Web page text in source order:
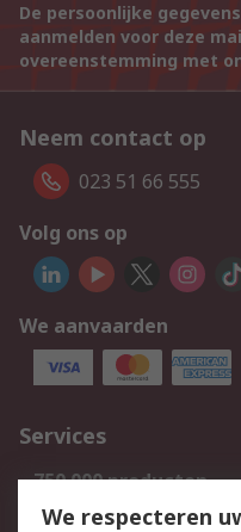
De persoonlijke
aanmelden voor deze
overeenstemming met
Neem contact op
023 51 66 555
Volg ons op
We aanvaarden
Services
750.000 producten
Bestellen
We respecteren